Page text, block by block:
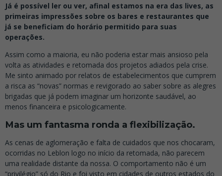
Já é possível ler ou ver, afinal estamos na era das lives, as
primeiras impressões sobre os bares e restaurantes que
já se beneficiam do horário permitido para suas
operações.
Assim como a maioria, eu não poderia estar mais ansioso pela
volta as atividades e retomada dos projetos adiados pela crise.
Me sinto animado por relatos de estabelecimentos que cumprem
a risca as “novas” normas e revigorado ao saber sobre as alegres
brigadas que já podem imaginar um horizonte saudável, ao
menos financeira e psicologicamente.
Mas um fantasma ronda a flexibilização.
As cenas de aglomeração e falta de cuidados que nos chocaram,
ocorridas no Leblon logo no início da retomada, não parecem
uma realidade distante da nossa. O comportamento não é um
“privilégio” só do Rio e foi visto em cidades de outros estados do